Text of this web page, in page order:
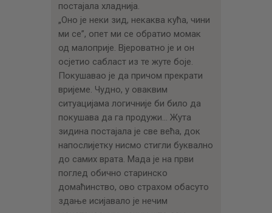
постајала хладнија.
„Оно је неки зид, некаква кућа, чини
ми се”, опет ми се обратио момак
од малоприје. Вјероватно је и он
осјетио сабласт из те жуте боје.
Покушавао је да причом прекрати
вријеме. Чудно, у оваквим
ситуацијама логичније би било да
покушава да га продужи… Жута
зидина постајала је све већа, док
напослијетку нисмо стигли буквално
до самих врата. Мада је на први
поглед обично старинско
домаћинство, ово страхом обасуто
здање исијавало је нечим